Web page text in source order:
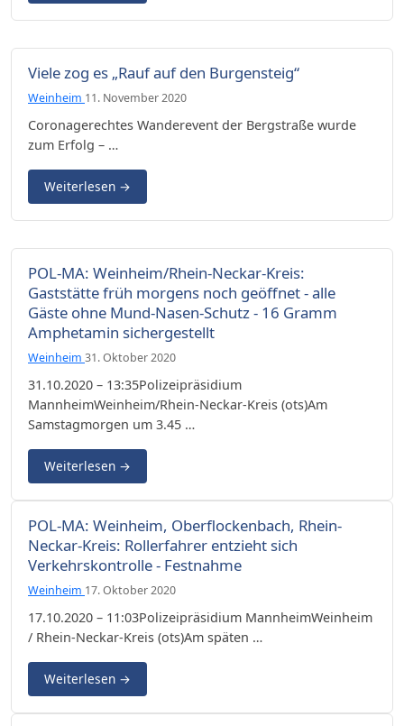
Viele zog es „Rauf auf den Burgensteig“
Weinheim 11. November 2020
Coronagerechtes Wanderevent der Bergstraße wurde
zum Erfolg – …
Weiterlesen →
POL-MA: Weinheim/Rhein-Neckar-Kreis:
Gaststätte früh morgens noch geöffnet - alle
Gäste ohne Mund-Nasen-Schutz - 16 Gramm
Amphetamin sichergestellt
Weinheim 31. Oktober 2020
31.10.2020 – 13:35Polizeipräsidium
MannheimWeinheim/Rhein-Neckar-Kreis (ots)Am
Samstagmorgen um 3.45 …
Weiterlesen →
POL-MA: Weinheim, Oberflockenbach, Rhein-
Neckar-Kreis: Rollerfahrer entzieht sich
Verkehrskontrolle - Festnahme
Weinheim 17. Oktober 2020
17.10.2020 – 11:03Polizeipräsidium MannheimWeinheim
/ Rhein-Neckar-Kreis (ots)Am späten …
Weiterlesen →